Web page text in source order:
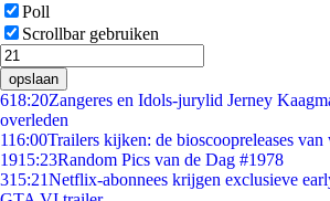
Poll
Scrollbar gebruiken
opslaan
618:20Zangeres en Idols-jurylid Jerney
overleden
116:00Trailers kijken: de bioscoopreleases van
1915:23Random Pics van de Dag #1978
315:21Netflix-abonnees krijgen exclusieve